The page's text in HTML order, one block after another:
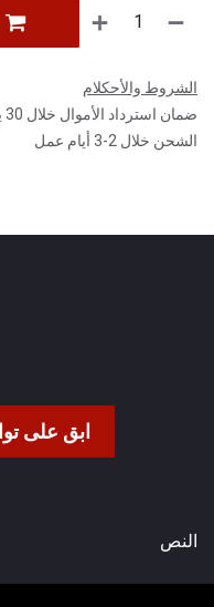
الشروط والأحكلام
ضمان استرداد الأموال خلال 30 يوم
الشحن خلال 2-3 أيام عمل
ابق على
النص